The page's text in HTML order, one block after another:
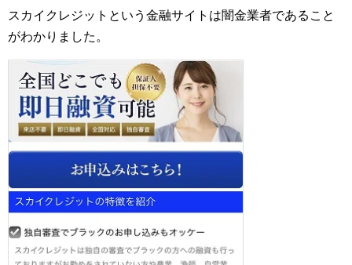
スカイクレジットという金融サイトは闇金業者であること
がわかりました。